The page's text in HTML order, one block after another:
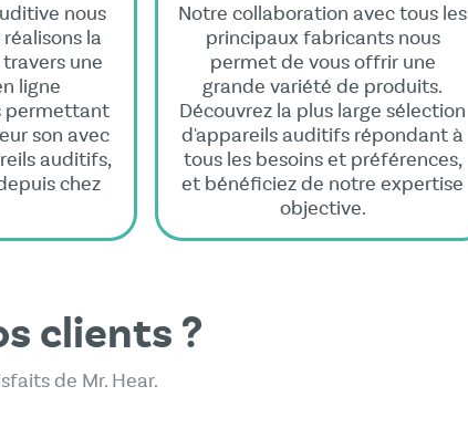
nous
la
une
ligne
permettant
son avec
auditifs,
chez
Notre collaboration avec tous les
principaux fabricants nous
permet de vous offrir une
grande variété de produits.
Découvrez la plus large sélection
d'appareils auditifs répondant à
tous les besoins et préférences,
et bénéficiez de notre expertise
objective.
clients ?
de Mr. Hear.